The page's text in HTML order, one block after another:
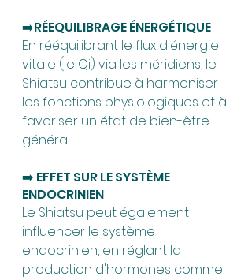
➡️RÉEQUILIBRAGE ÉNERGÉTIQUE
En rééquilibrant le flux d'énergie
vitale (le Qi) via les méridiens, le
Shiatsu contribue à harmoniser
les fonctions physiologiques et à
favoriser un état de bien-être
général.
➡️ EFFET SUR LE SYSTÈME
ENDOCRINIEN
Le Shiatsu peut également
influencer le système
endocrinien, en réglant la
production d'hormones comme